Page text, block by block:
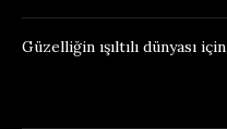
Güzelliğin ışıltılı dünyası